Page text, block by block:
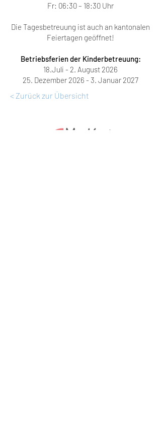
Fr: 06:30 – 18:30 Uhr
Die Tagesbetreuung ist auch an kantonalen
Feiertagen geöffnet!
Betriebsferien der Kinderbetreuung:
18.Juli - 2. August 2026
25. Dezember 2026 - 3. Januar 2027
< Zurück zur Übersicht